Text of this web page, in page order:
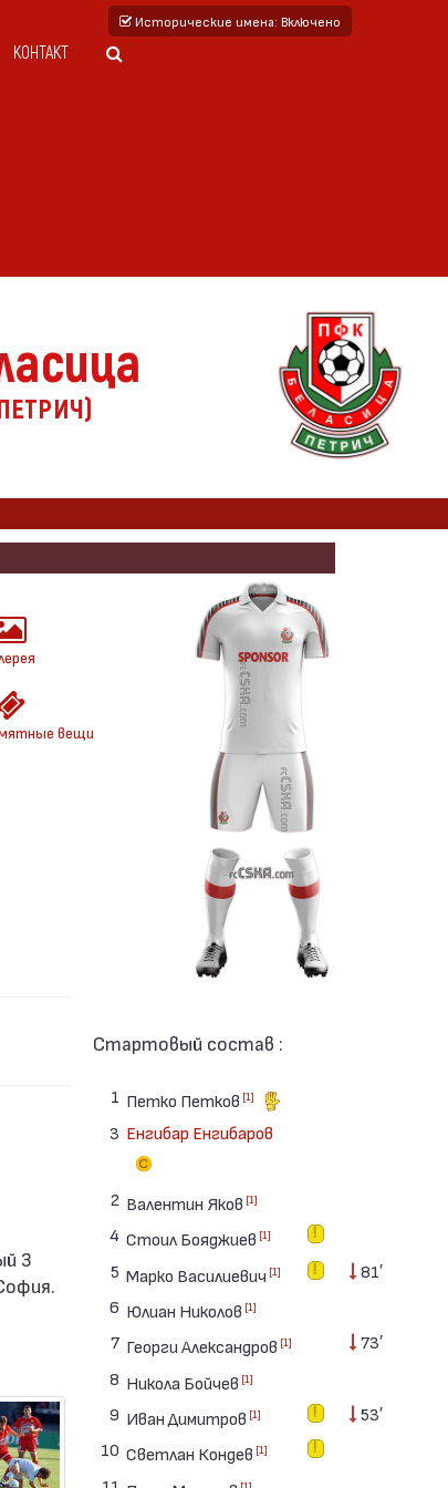
Исторические имена: Включено
КОНТАКТ
вещи
3
Стартовый состав :
1 Петко Петков [1]
3 Енгибар Енгибаров
2 Валентин Яков [1]
4 Стоил Бояджиев [1]
5 Марко Василиевич [1]
81′
6 Юлиан Николов [1]
7 Георги Александров [1]
73′
8 Никола Бойчев [1]
9 Иван Димитров [1]
53′
10 Светлан Кондев [1]